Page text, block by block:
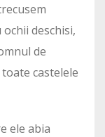
deschisi,
de
castelele
ele abia